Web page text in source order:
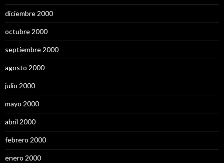
diciembre 2000
octubre 2000
septiembre 2000
agosto 2000
julio 2000
mayo 2000
abril 2000
febrero 2000
enero 2000